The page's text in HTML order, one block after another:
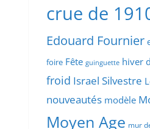
crue de
Edouard Fournier
foire Fête guinguette hiver
froid Israel Silvestre
nouveautés modèle
Moyen Age mur